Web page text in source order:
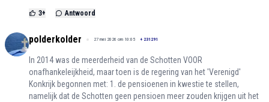
3+ Antwoord
polderkolder 27 mei 2026 om 10:05 + 231291
In 2014 was de meerderheid van de Schotten VOOR
onafhankeleijkheid, maar toen is de regering van het 'Verenigd'
Konkrijk begonnen met: 1. de pensioenen in kwestie te stellen,
namelijk dat de Schotten geen pensioen meer zouden krijgen uit het